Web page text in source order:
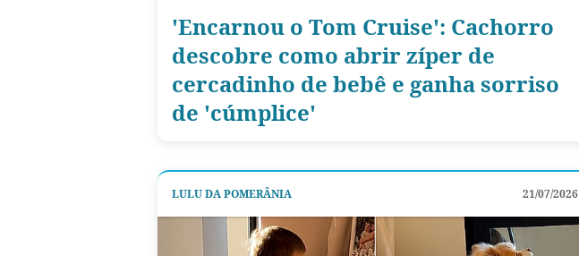
'Encarnou o Tom Cruise': Cachorro
descobre como abrir zíper de
cercadinho de bebê e ganha sorriso
de 'cúmplice'
LULU DA POMERÂNIA 21/07/2026